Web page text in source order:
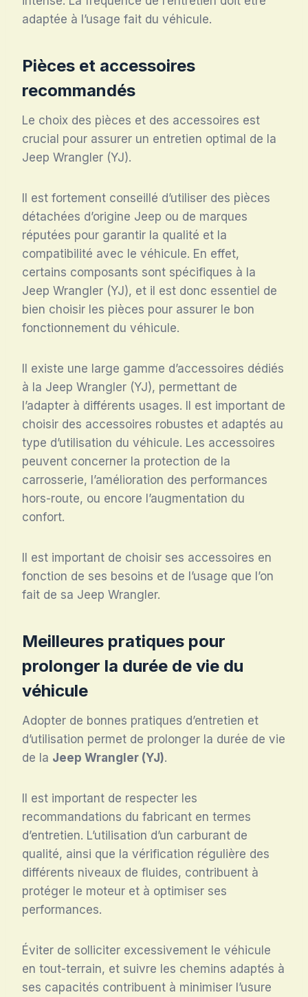
adaptée à l’usage fait du véhicule.
Pièces et accessoires
recommandés
Le choix des pièces et des accessoires est
crucial pour assurer un entretien optimal de la
Jeep Wrangler (YJ).
Il est fortement conseillé d’utiliser des pièces
détachées d’origine Jeep ou de marques
réputées pour garantir la qualité et la
compatibilité avec le véhicule. En effet,
certains composants sont spécifiques à la
Jeep Wrangler (YJ), et il est donc essentiel de
bien choisir les pièces pour assurer le bon
fonctionnement du véhicule.
Il existe une large gamme d’accessoires dédiés
à la Jeep Wrangler (YJ), permettant de
l’adapter à différents usages. Il est important de
choisir des accessoires robustes et adaptés au
type d’utilisation du véhicule. Les accessoires
peuvent concerner la protection de la
carrosserie, l’amélioration des performances
hors-route, ou encore l’augmentation du
confort.
Il est important de choisir ses accessoires en
fonction de ses besoins et de l’usage que l’on
fait de sa Jeep Wrangler.
Meilleures pratiques pour
prolonger la durée de vie du
véhicule
Adopter de bonnes pratiques d’entretien et
d’utilisation permet de prolonger la durée de vie
de la Jeep Wrangler (YJ).
Il est important de respecter les
recommandations du fabricant en termes
d’entretien. L’utilisation d’un carburant de
qualité, ainsi que la vérification régulière des
différents niveaux de fluides, contribuent à
protéger le moteur et à optimiser ses
performances.
Éviter de solliciter excessivement le véhicule
en tout-terrain, et suivre les chemins adaptés à
ses capacités contribuent à minimiser l’usure